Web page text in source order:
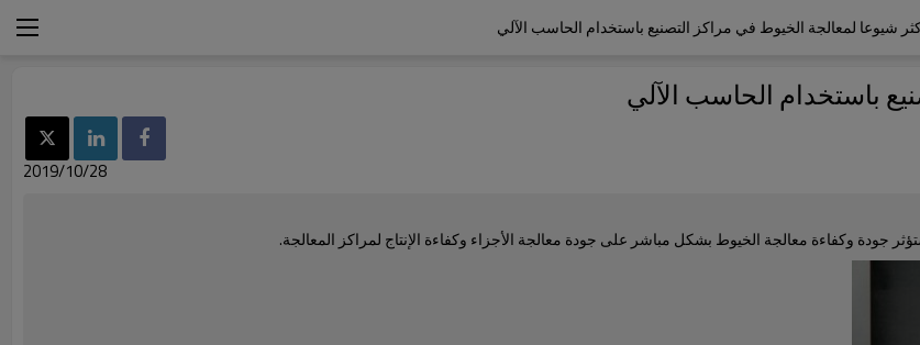
شيوعا لمعالجة الخيوط في مراكز التصنيع باستخدام الحاسب الآلي
باستخدام الحاسب الآلي
2019/10/28
جودة وكفاءة معالجة الخيوط بشكل مباشر على جودة معالجة الأجزاء وكفاءة الإنتاج لمراكز المعالجة.